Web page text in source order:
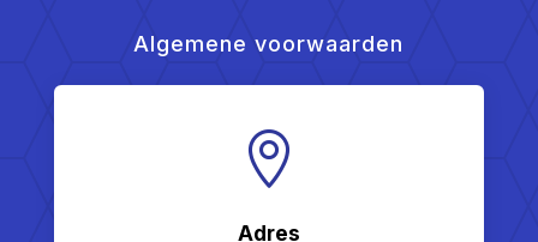
Algemene voorwaarden

Adres